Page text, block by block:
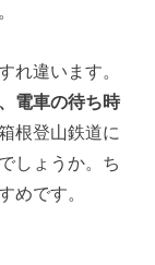
れ違います。
電車の待ち時
根登山鉄道に
しょうか。ち
めです。